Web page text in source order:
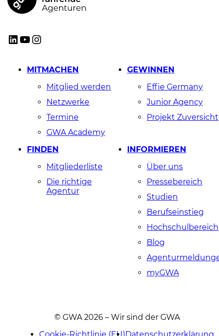
LinkedIn
YouTube
Instagram
MITMACHEN
Mitglied werden
Netzwerke
Termine
GWA Academy
GEWINNEN
Effie Germany
Junior Agency
Projekt Zuversicht
FINDEN
Mitgliederliste
Die richtige
Agentur
INFORMIEREN
Über uns
Pressebereich
Studien
Berufseinstieg
Hochschulbereich
Blog
myGWA
© GWA 2026 – Wir sind der GWA